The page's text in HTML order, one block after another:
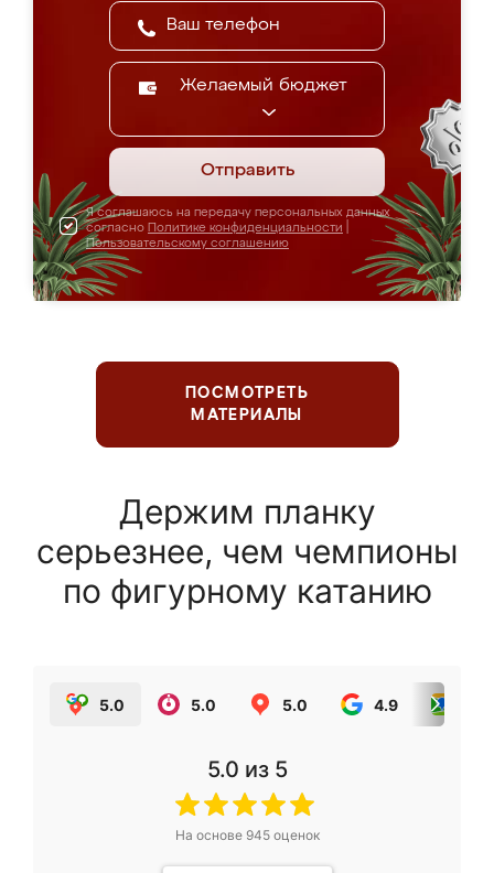
Желаемый бюджет
Отправить
Я соглашаюсь на передачу персональных данных
согласно Политике конфиденциальности
Пользовательскому соглашению
ПОСМОТРЕТЬ
МАТЕРИАЛЫ
Держим планку
серьезнее, чем чемпионы
по фигурному катанию
5.0 5.0 5.0 4.9
5.0 из 5
На основе 945оценок